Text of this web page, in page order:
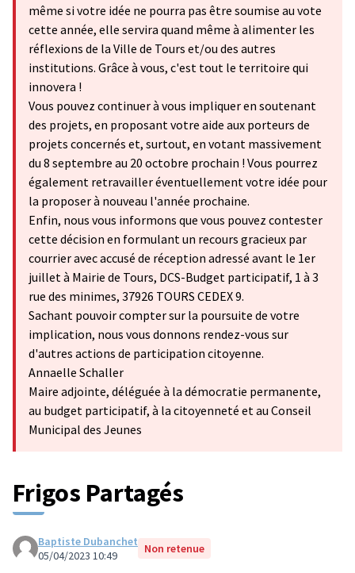
même si votre idée ne pourra pas être soumise au vote
cette année, elle servira quand même à alimenter les
réflexions de la Ville de Tours et/ou des autres
institutions. Grâce à vous, c'est tout le territoire qui
innovera !
Vous pouvez continuer à vous impliquer en soutenant
des projets, en proposant votre aide aux porteurs de
projets concernés et, surtout, en votant massivement
du 8 septembre au 20 octobre prochain ! Vous pourrez
également retravailler éventuellement votre idée pour
la proposer à nouveau l'année prochaine.
Enfin, nous vous informons que vous pouvez contester
cette décision en formulant un recours gracieux par
courrier avec accusé de réception adressé avant le 1er
juillet à Mairie de Tours, DCS-Budget participatif, 1 à 3
rue des minimes, 37926 TOURS CEDEX 9.
Sachant pouvoir compter sur la poursuite de votre
implication, nous vous donnons rendez-vous sur
d'autres actions de participation citoyenne.
Annaelle Schaller
Maire adjointe, déléguée à la démocratie permanente,
au budget participatif, à la citoyenneté et au Conseil
Municipal des Jeunes
Frigos Partagés
Baptiste Dubanchet
05/04/2023 10:49
Non retenue